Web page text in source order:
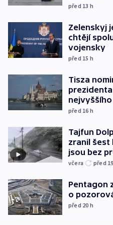
před 13 h
Zelenskyj
chtějí
vojensky
před 15 h
Tisza
před 16 h
Tajfun
zranil šest
jsou bez
včera před 19
Pentagon
o
před 20 h